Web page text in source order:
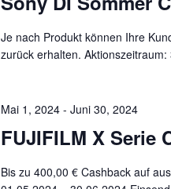
Je nach Produkt können Ihre
zurück erhalten.
FUJIFILM X Serie
Mai 1, 2024- Juni 30, 2024
Bis zu 400,00 € Cashback auf